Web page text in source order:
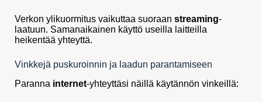
Verkon ylikuormitus vaikuttaa suoraan streaming-
laatuun. Samanaikainen käyttö useilla laitteilla
heikentää yhteyttä.
Vinkkejä puskuroinnin ja laadun parantamiseen
Paranna internet-yhteyttäsi näillä käytännön vinkeillä: